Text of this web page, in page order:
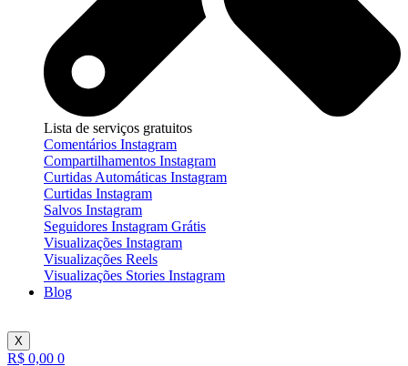
Lista de serviços gratuitos
Comentários Instagram
Compartilhamentos Instagram
Curtidas Automáticas Instagram
Curtidas Instagram
Salvos Instagram
Seguidores Instagram Grátis
Visualizações Instagram
Visualizações Reels
Visualizações Stories Instagram
Blog
X
R$ 0,00 0